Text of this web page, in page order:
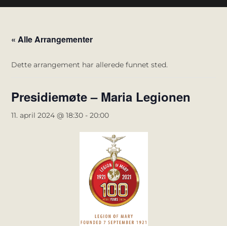
« Alle Arrangementer
Dette arrangement har allerede funnet sted.
Presidiemøte – Maria Legionen
11. april 2024 @ 18:30 -20:00